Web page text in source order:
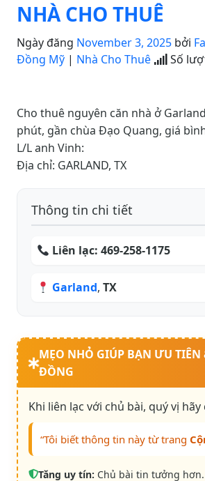
NHÀ CHO THUÊ
Ngày đăng November 3, 2025 bởi
Đồng Mỹ | Nhà Cho Thuê Số
Cho thuê nguyên căn nhà ở
phút, gần chùa Đạo Quang, giá
L/L anh Vinh:
Địa chỉ: GARLAND, TX
Thông tin chi tiết
Liên lạc:469-258-1175
Garland,TX
MẸO NHỎ GIÚP BẠN ƯU TIÊN
ĐỒNG
Khi liên lạc với chủ bài, quý vị hãy
“Tôi biết thông tin này từ trang
Tăng uy tín: Chủ bài tin tưởng hơn.